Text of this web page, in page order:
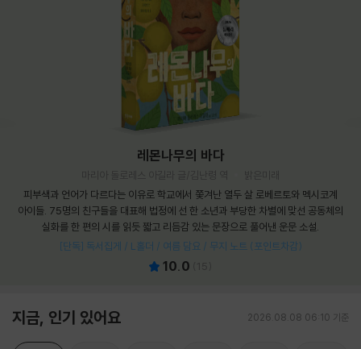
레몬나무의 바다
피부색과 언어가 다르다는 이유로 학교에서 쫓겨난 열두 살 로베르토와 멕시코계
아이들. 75명의 친구들을 대표해 법정에 선 한 소년과 부당한 차별에 맞선 공동체의
실화를 한 편의 시를 읽듯 짧고 리듬감 있는 문장으로 풀어낸 운문 소설.
[단독] 독서집게 / L홀더 / 여름 담요 / 무지 노트 (포인트차감)
10.0
지금, 인기 있어요 2026.08.08 06:10 기준